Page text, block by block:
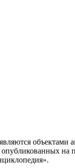
объектами
опубликованных на